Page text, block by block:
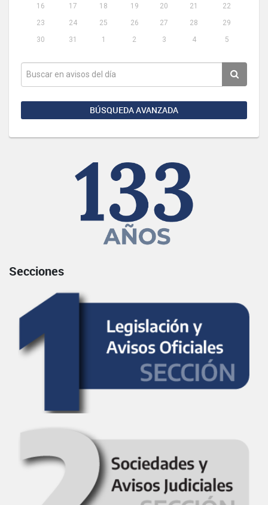
16
17 18 19 20 21
22
23
24 25 26 27 28
29
30
31 1 2 3 4 5
BÚSQUEDA AVANZADA
Secciones